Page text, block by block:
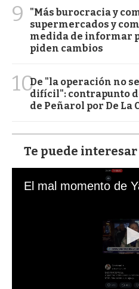
9
"Más burocracia y
supermercados y
medida de informar
piden cambios
10De "la operación no
difícil": contrapunto
de Peñarol por De La
Te puede interesar